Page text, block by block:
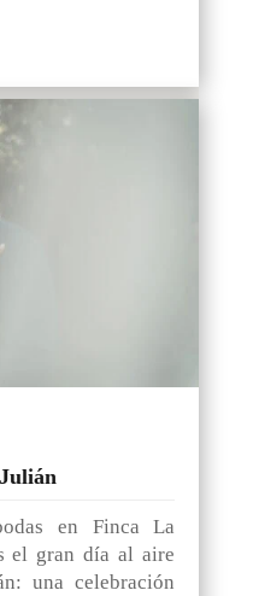
en Finca La
el gran día al aire
una celebración